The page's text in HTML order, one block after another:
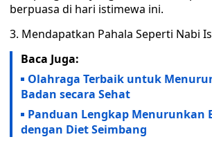
berpuasa di hari istimewa ini.
3. Mendapatkan Pahala Seperti Nabi
Baca Juga:
Olahraga Terbaik untuk
Badan secara Sehat
Panduan Lengkap Menurunkan
dengan Diet Seimbang